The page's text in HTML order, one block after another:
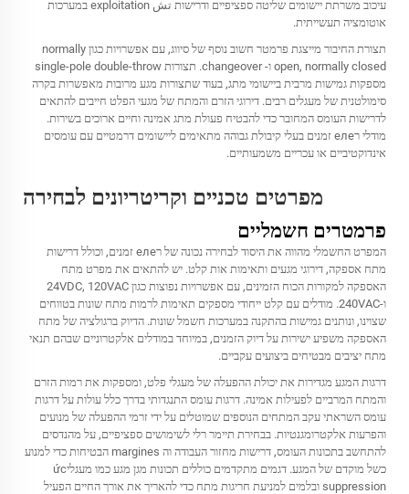
עיכוב משרתת יישומים שליטה ספציפיים ודרישות تش exploitation במערכות
אוטומציה תעשייתית.
תצורת החיבור מייצגת פרמטר חשוב נוסף של סיווג, עם אפשרויות כגון normally
open, normally closed ו- changeover. תצורות single-pole double-throw
מספקות גמישות מרבית ביישומי מתג, בעוד שתצורות מגע מרובות מאפשרות בקרה
סימולטנית של מעגלים רבים. דירוגי הזרם והמתח של מגעי הפלט חייבים להתאים
לדרישות העומס המחובר כדי להבטיח פעולת מתג אמינה וחיים ארוכים בשירות.
מודלי רеле זמנים בעלי קיבולת גבוהה מתאימים ליישומים דרמטיים עם עומסים
אינדוקטיביים או עכריים משמעותיים.
מפרטים טכניים וקריטריונים לבחירה
פרמטרים חשמליים
המפרט החשמלי מהווה את היסוד לבחירה נכונה של רеле זמנים, וכולל דרישות
מתח אספקה, דירוגי מגעים ותאימות אות קלט. יש להתאים את מפרט מתח
האספקה למקורות הכוח הזמינים, עם אפשרויות נפוצות כגון 24VDC, 120VAC
ו-240VAC. מודלים עם קלט ייחודי מספקים תאימות לרמות מתח שונות בטווחים
שצוינו, ונותנים גמישות בהתקנה במערכות חשמל שונות. הדיוק ברגולציה של מתח
האספקה משפיע ישירות על דיוק הזמנים, במיוחד במודלים אלקטרוניים שבהם תנאי
מתח יציבים מבטיחים ביצועים עקביים.
דרגות המגע מגדירות את יכולת ההפעלה של מעגלי פלט, ומספקות את רמות הזרם
והמתח המרביים לפעילות אמינה. דרגות עומס התנגדותי בדרך כלל עולות על דרגות
עומס השראתי עקב המתחים הנוספים שמוטלים על ידי זרמי ההפעלה של מנועים
והפרעות אלקטרומגנטיות. בבחירת תיימר רלי לשימושים ספציפיים, על מהנדסים
להתחשב בתכונות העומס, דרישות מחזור העבודה וה margines הבטיחות כדי למנוע
כשל מוקדם של המגע. דגמים מתקדמים כוללים תכונות מגן מגע כמו מעגליức
suppression ובלמים למניעת חריגות מתח כדי להאריך את אורך החיים הפעיל